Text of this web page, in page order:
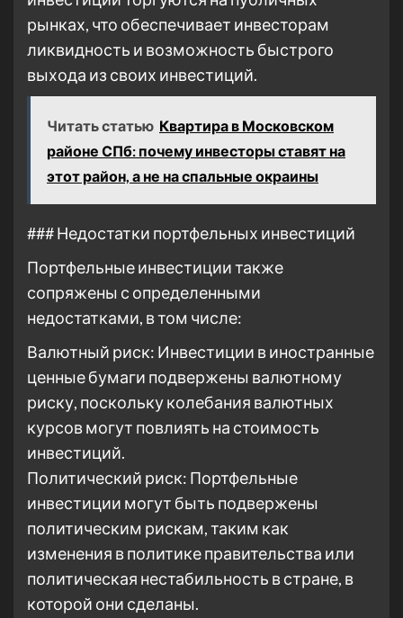
рынках, что обеспечивает инвесторам
ликвидность и возможность быстрого
выхода из своих инвестиций.
Читать статью Квартира в Московском
районе СПб: почему инвесторы ставят на
этот район, а не на спальные окраины
### Недостатки портфельных инвестиций
Портфельные инвестиции также
сопряжены с определенными
недостатками, в том числе:
Валютный риск: Инвестиции в иностранные
ценные бумаги подвержены валютному
риску, поскольку колебания валютных
курсов могут повлиять на стоимость
инвестиций.
Политический риск: Портфельные
инвестиции могут быть подвержены
политическим рискам, таким как
изменения в политике правительства или
политическая нестабильность в стране, в
которой они сделаны.